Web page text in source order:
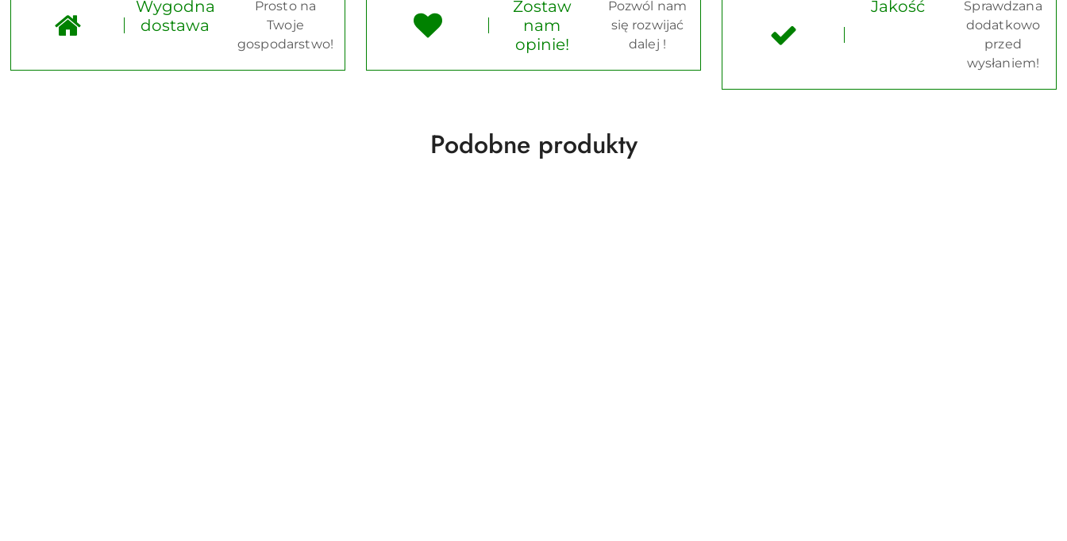
Wygodna
dostawa
Prosto na
Twoje
gospodarstwo!
Zostaw
nam
opinie!
Pozwól nam
się rozwijać
dalej !
Jakość
Sprawdzana
dodatkowo
przed
wysłaniem!
Produkty
Podobne produkty